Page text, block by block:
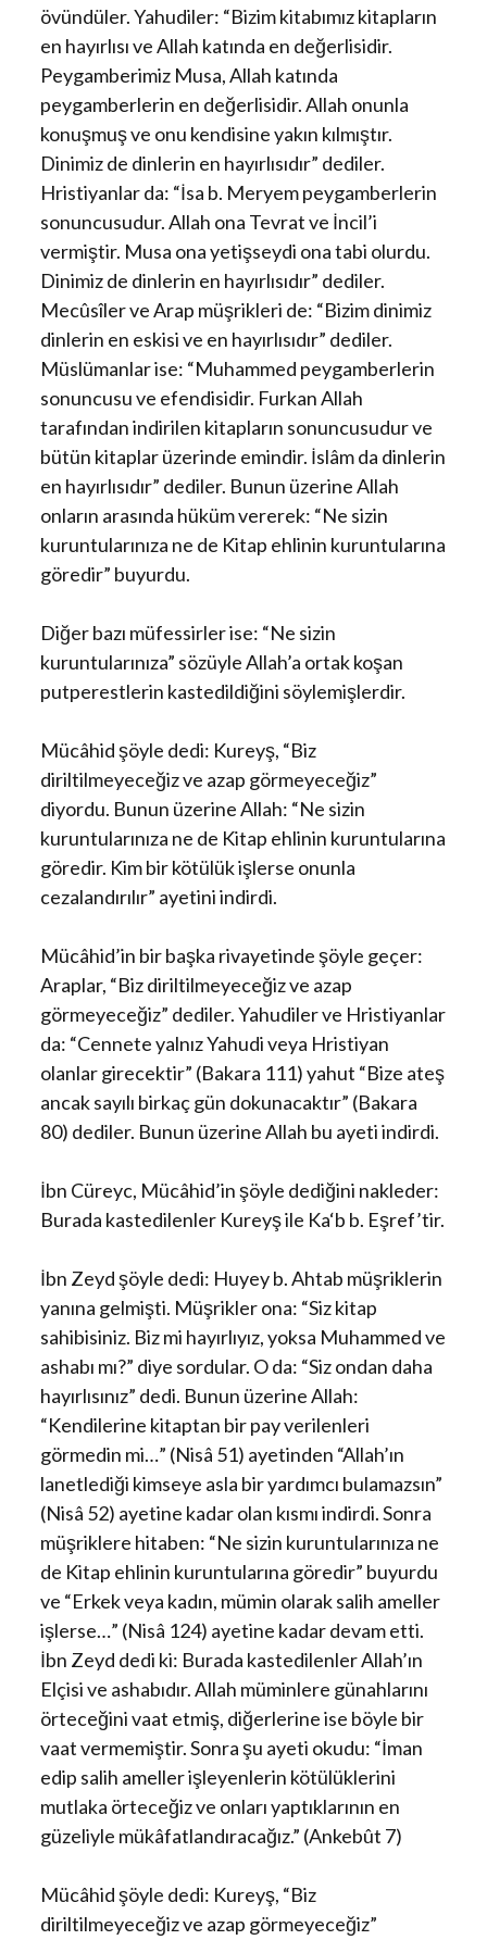
övündüler. Yahudiler: “Bizim kitabımız kitapların
en hayırlısı ve Allah katında en değerlisidir.
Peygamberimiz Musa, Allah katında
peygamberlerin en değerlisidir. Allah onunla
konuşmuş ve onu kendisine yakın kılmıştır.
Dinimiz de dinlerin en hayırlısıdır” dediler.
Hristiyanlar da: “İsa b. Meryem peygamberlerin
sonuncusudur. Allah ona Tevrat ve İncil’i
vermiştir. Musa ona yetişseydi ona tabi olurdu.
Dinimiz de dinlerin en hayırlısıdır” dediler.
Mecûsîler ve Arap müşrikleri de: “Bizim dinimiz
dinlerin en eskisi ve en hayırlısıdır” dediler.
Müslümanlar ise: “Muhammed peygamberlerin
sonuncusu ve efendisidir. Furkan Allah
tarafından indirilen kitapların sonuncusudur ve
bütün kitaplar üzerinde emindir. İslâm da dinlerin
en hayırlısıdır” dediler. Bunun üzerine Allah
onların arasında hüküm vererek: “Ne sizin
kuruntularınıza ne de Kitap ehlinin kuruntularına
göredir” buyurdu.
Diğer bazı müfessirler ise: “Ne sizin
kuruntularınıza” sözüyle Allah’a ortak koşan
putperestlerin kastedildiğini söylemişlerdir.
Mücâhid şöyle dedi: Kureyş, “Biz
diriltilmeyeceğiz ve azap görmeyeceğiz”
diyordu. Bunun üzerine Allah: “Ne sizin
kuruntularınıza ne de Kitap ehlinin kuruntularına
göredir. Kim bir kötülük işlerse onunla
cezalandırılır” ayetini indirdi.
Mücâhid’in bir başka rivayetinde şöyle geçer:
Araplar, “Biz diriltilmeyeceğiz ve azap
görmeyeceğiz” dediler. Yahudiler ve Hristiyanlar
da: “Cennete yalnız Yahudi veya Hristiyan
olanlar girecektir” (Bakara 111) yahut “Bize ateş
ancak sayılı birkaç gün dokunacaktır” (Bakara
80) dediler. Bunun üzerine Allah bu ayeti indirdi.
İbn Cüreyc, Mücâhid’in şöyle dediğini nakleder:
Burada kastedilenler Kureyş ile Ka‘b b. Eşref’tir.
İbn Zeyd şöyle dedi: Huyey b. Ahtab müşriklerin
yanına gelmişti. Müşrikler ona: “Siz kitap
sahibisiniz. Biz mi hayırlıyız, yoksa Muhammed ve
ashabı mı?” diye sordular. O da: “Siz ondan daha
hayırlısınız” dedi. Bunun üzerine Allah:
“Kendilerine kitaptan bir pay verilenleri
görmedin mi…” (Nisâ 51) ayetinden “Allah’ın
lanetlediği kimseye asla bir yardımcı bulamazsın”
(Nisâ 52) ayetine kadar olan kısmı indirdi. Sonra
müşriklere hitaben: “Ne sizin kuruntularınıza ne
de Kitap ehlinin kuruntularına göredir” buyurdu
ve “Erkek veya kadın, mümin olarak salih ameller
işlerse…” (Nisâ 124) ayetine kadar devam etti.
İbn Zeyd dedi ki: Burada kastedilenler Allah’ın
Elçisi ve ashabıdır. Allah müminlere günahlarını
örteceğini vaat etmiş, diğerlerine ise böyle bir
vaat vermemiştir. Sonra şu ayeti okudu: “İman
edip salih ameller işleyenlerin kötülüklerini
mutlaka örteceğiz ve onları yaptıklarının en
güzeliyle mükâfatlandıracağız.” (Ankebût 7)
Mücâhid şöyle dedi: Kureyş, “Biz
diriltilmeyeceğiz ve azap görmeyeceğiz”